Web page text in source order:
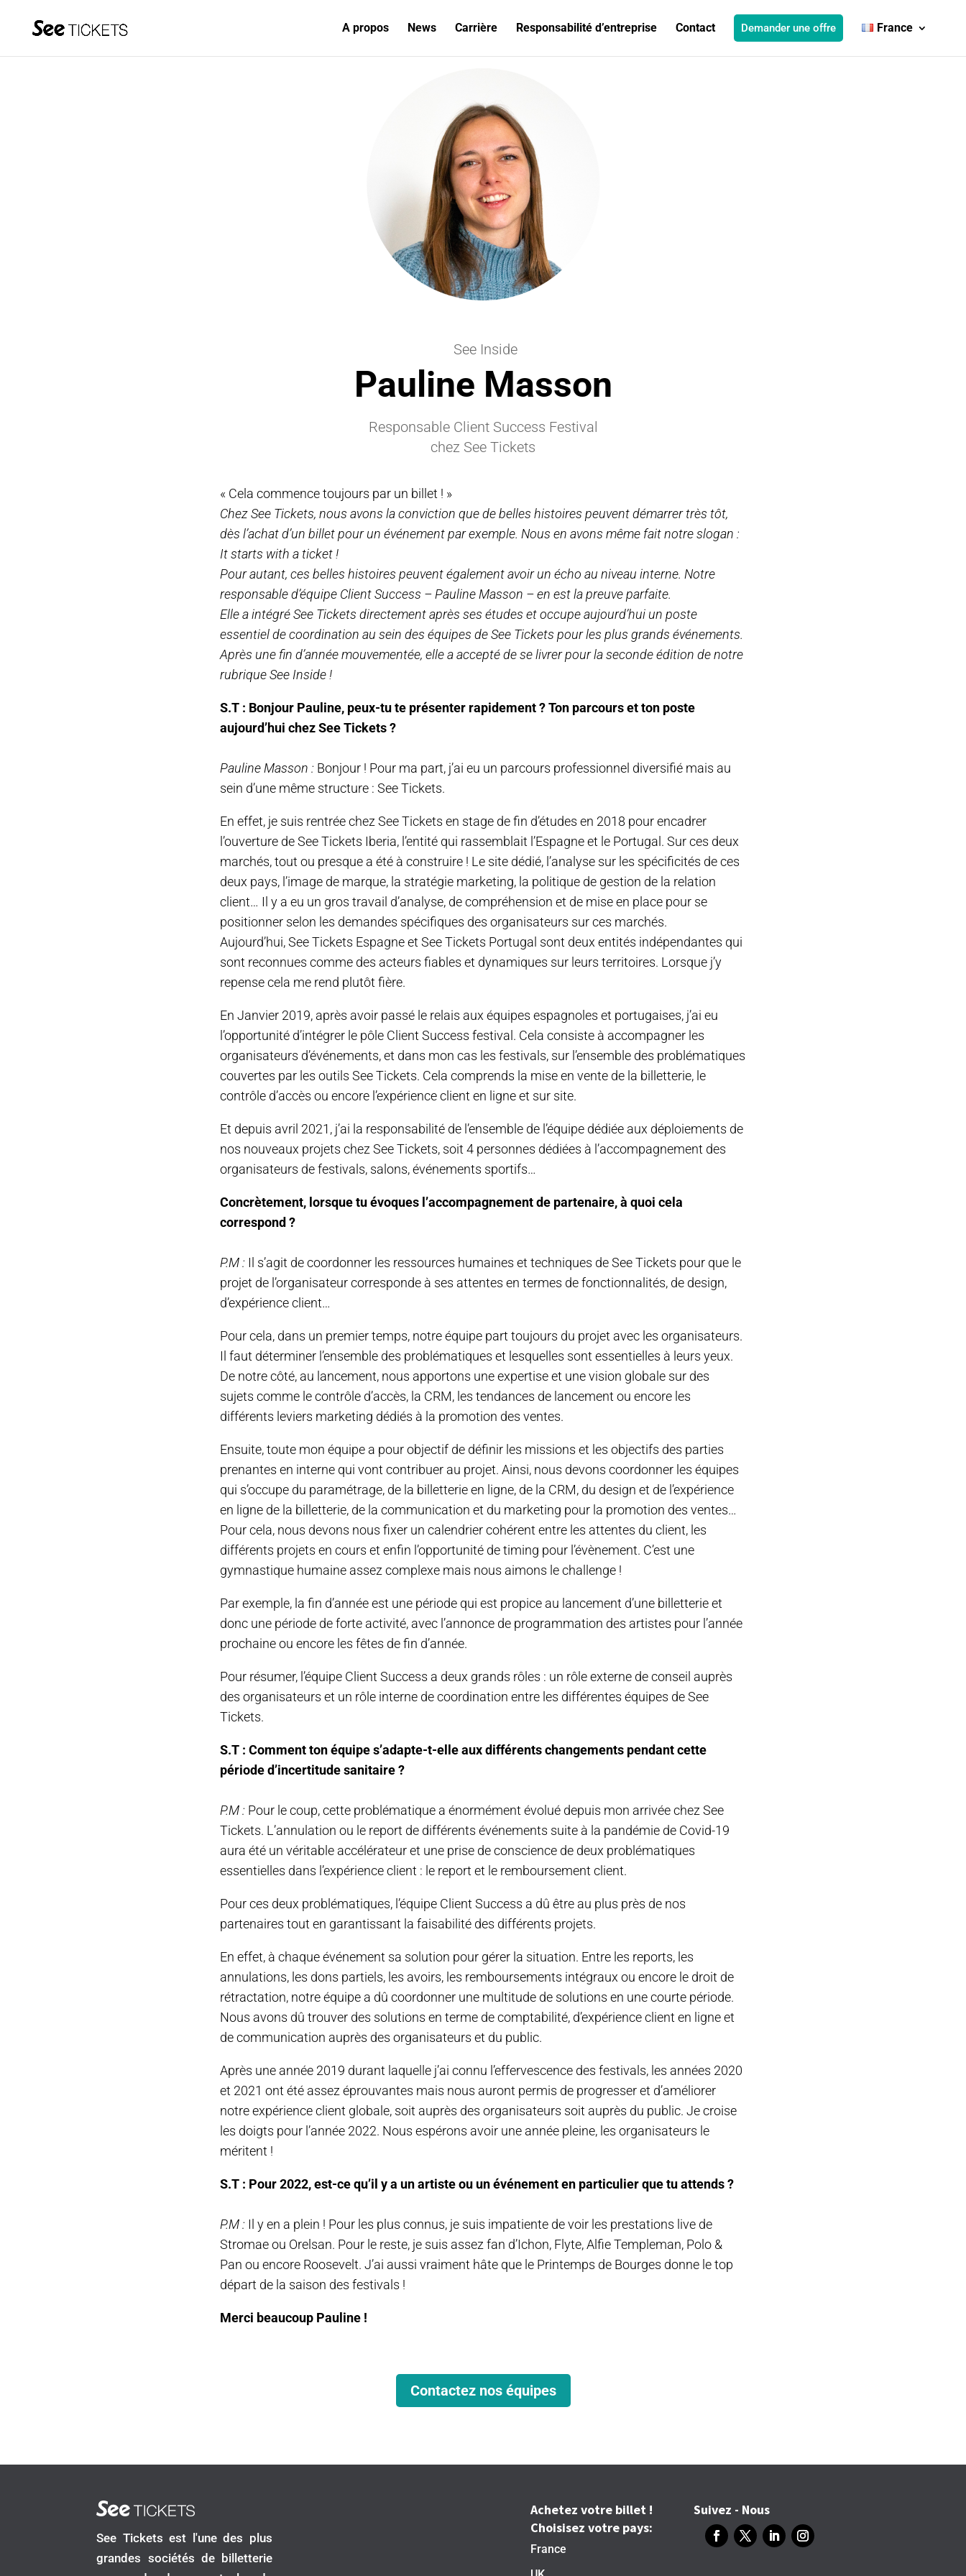
A propos News Carrière Responsabilité d’entreprise Contact Demander une offre France
See Inside
Pauline Masson
Responsable Client Success Festival
chez See Tickets
« Cela commence toujours par un billet ! »
Chez See Tickets, nous avons la conviction que de belles histoires peuvent démarrer très tôt,
dès l’achat d’un billet pour un événement par exemple. Nous en avons même fait notre slogan :
It starts with a ticket !
Pour autant, ces belles histoires peuvent également avoir un écho au niveau interne. Notre
responsable d’équipe Client Success – Pauline Masson – en est la preuve parfaite.
Elle a intégré See Tickets directement après ses études et occupe aujourd’hui un poste
essentiel de coordination au sein des équipes de See Tickets pour les plus grands événements.
Après une fin d’année mouvementée, elle a accepté de se livrer pour la seconde édition de notre
rubrique See Inside !
S.T : Bonjour Pauline, peux-tu te présenter rapidement ? Ton parcours et ton poste
aujourd’hui chez See Tickets ?
Pauline Masson : Bonjour ! Pour ma part, j’ai eu un parcours professionnel diversifié mais au
sein d’une même structure : See Tickets.
En effet, je suis rentrée chez See Tickets en stage de fin d’études en 2018 pour encadrer
l’ouverture de See Tickets Iberia, l’entité qui rassemblait l’Espagne et le Portugal. Sur ces deux
marchés, tout ou presque a été à construire ! Le site dédié, l’analyse sur les spécificités de ces
deux pays, l’image de marque, la stratégie marketing, la politique de gestion de la relation
client… Il y a eu un gros travail d’analyse, de compréhension et de mise en place pour se
positionner selon les demandes spécifiques des organisateurs sur ces marchés.
Aujourd’hui, See Tickets Espagne et See Tickets Portugal sont deux entités indépendantes qui
sont reconnues comme des acteurs fiables et dynamiques sur leurs territoires. Lorsque j’y
repense cela me rend plutôt fière.
En Janvier 2019, après avoir passé le relais aux équipes espagnoles et portugaises, j’ai eu
l’opportunité d’intégrer le pôle Client Success festival. Cela consiste à accompagner les
organisateurs d’événements, et dans mon cas les festivals, sur l’ensemble des problématiques
couvertes par les outils See Tickets. Cela comprends la mise en vente de la billetterie, le
contrôle d’accès ou encore l’expérience client en ligne et sur site.
Et depuis avril 2021, j’ai la responsabilité de l’ensemble de l’équipe dédiée aux déploiements de
nos nouveaux projets chez See Tickets, soit 4 personnes dédiées à l’accompagnement des
organisateurs de festivals, salons, événements sportifs…
Concrètement, lorsque tu évoques l’accompagnement de partenaire, à quoi cela
correspond ?
P.M : Il s’agit de coordonner les ressources humaines et techniques de See Tickets pour que le
projet de l’organisateur corresponde à ses attentes en termes de fonctionnalités, de design,
d’expérience client…
Pour cela, dans un premier temps, notre équipe part toujours du projet avec les organisateurs.
Il faut déterminer l’ensemble des problématiques et lesquelles sont essentielles à leurs yeux.
De notre côté, au lancement, nous apportons une expertise et une vision globale sur des
sujets comme le contrôle d’accès, la CRM, les tendances de lancement ou encore les
différents leviers marketing dédiés à la promotion des ventes.
Ensuite, toute mon équipe a pour objectif de définir les missions et les objectifs des parties
prenantes en interne qui vont contribuer au projet. Ainsi, nous devons coordonner les équipes
qui s’occupe du paramétrage, de la billetterie en ligne, de la CRM, du design et de l’expérience
en ligne de la billetterie, de la communication et du marketing pour la promotion des ventes…
Pour cela, nous devons nous fixer un calendrier cohérent entre les attentes du client, les
différents projets en cours et enfin l’opportunité de timing pour l’évènement. C’est une
gymnastique humaine assez complexe mais nous aimons le challenge !
Par exemple, la fin d’année est une période qui est propice au lancement d’une billetterie et
donc une période de forte activité, avec l’annonce de programmation des artistes pour l’année
prochaine ou encore les fêtes de fin d’année.
Pour résumer, l’équipe Client Success a deux grands rôles : un rôle externe de conseil auprès
des organisateurs et un rôle interne de coordination entre les différentes équipes de See
Tickets.
S.T : Comment ton équipe s’adapte-t-elle aux différents changements pendant cette
période d’incertitude sanitaire ?
P.M : Pour le coup, cette problématique a énormément évolué depuis mon arrivée chez See
Tickets. L’annulation ou le report de différents événements suite à la pandémie de Covid-19
aura été un véritable accélérateur et une prise de conscience de deux problématiques
essentielles dans l’expérience client : le report et le remboursement client.
Pour ces deux problématiques, l’équipe Client Success a dû être au plus près de nos
partenaires tout en garantissant la faisabilité des différents projets.
En effet, à chaque événement sa solution pour gérer la situation. Entre les reports, les
annulations, les dons partiels, les avoirs, les remboursements intégraux ou encore le droit de
rétractation, notre équipe a dû coordonner une multitude de solutions en une courte période.
Nous avons dû trouver des solutions en terme de comptabilité, d’expérience client en ligne et
de communication auprès des organisateurs et du public.
Après une année 2019 durant laquelle j’ai connu l’effervescence des festivals, les années 2020
et 2021 ont été assez éprouvantes mais nous auront permis de progresser et d’améliorer
notre expérience client globale, soit auprès des organisateurs soit auprès du public. Je croise
les doigts pour l’année 2022. Nous espérons avoir une année pleine, les organisateurs le
méritent !
S.T : Pour 2022, est-ce qu’il y a un artiste ou un événement en particulier que tu attends ?
P.M : Il y en a plein ! Pour les plus connus, je suis impatiente de voir les prestations live de
Stromae ou Orelsan. Pour le reste, je suis assez fan d’Ichon, Flyte, Alfie Templeman, Polo &
Pan ou encore Roosevelt. J’ai aussi vraiment hâte que le Printemps de Bourges donne le top
départ de la saison des festivals !
Merci beaucoup Pauline !
Contactez nos équipes
See Tickets est l'une des plus
grandes sociétés de billetterie
Achetez votre billet !
Choisisez votre pays:
France
Suivez - Nous